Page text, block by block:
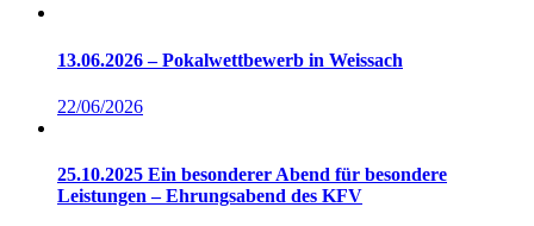
13.06.2026 – Pokalwettbewerb in Weissach
22/06/2026
25.10.2025 Ein besonderer Abend für besondere
Leistungen – Ehrungsabend des KFV